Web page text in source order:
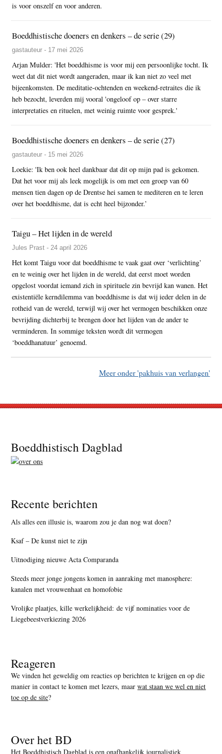
is voor onszelf en voor anderen.
Boeddhistische doeners en denkers – de serie (29)
gastauteur - 17 mei 2026
Arjan Mulder: 'Het boeddhisme is voor mij een persoonlijke tocht. Ik
weet dat dit niet wordt aangeraden, maar ik kan niet zo veel met
bijeenkomsten. De meditatie-ochtenden en weekend-retraites die ik
heb bezocht, leverden mij vooral 'ongeloof op – over starre
interpretaties en rituelen, met weinig ruimte voor gesprek.'
Boeddhistische doeners en denkers – de serie (27)
gastauteur - 15 mei 2026
Loekie: 'Ik ben ook heel dankbaar dat dit op mijn pad is gekomen.
Dat het voor mij als leek mogelijk is om met een groep van 60
mensen tien dagen op de Drentse hei samen te mediteren en te leren
over het boeddhisme, dat is echt heel bijzonder.’
Taigu – Het lijden in de wereld
Jules Prast - 24 april 2026
Het komt Taigu voor dat boeddhisme te vaak gaat over ‘verlichting’
en te weinig over het lijden in de wereld, dat eerst moet worden
opgelost voordat iemand zich in spirituele zin bevrijd kan wanen. Het
existentiële kerndilemma van boeddhisme is dat wij ieder delen in de
rotheid van de wereld, terwijl wij over het vermogen beschikken onze
bevrijding dichterbij te brengen door het lijden van de ander te
verminderen. In sommige teksten wordt dit vermogen
‘boeddhanatuur’ genoemd.
Meer onder 'pakhuis van verlangen'
Footer
Boeddhistisch Dagblad
Recente berichten
Als alles een illusie is, waarom zou je dan nog wat doen?
Ksaf – De kunst niet te zijn
Uitnodiging nieuwe Acta Comparanda
Steeds meer jonge jongens komen in aanraking met manosphere:
kanalen met vrouwenhaat en homofobie
Vrolijke plaatjes, kille werkelijkheid: de vijf nominaties voor de
Liegebeestverkiezing 2026
Reageren
We vinden het geweldig om reacties op berichten te krijgen en op die
manier in contact te komen met lezers, maarwat staan we wel en niet
toe op de site?
Over het BD
Het Boeddhistisch Dagblad is een onafhankelijk journalistiek